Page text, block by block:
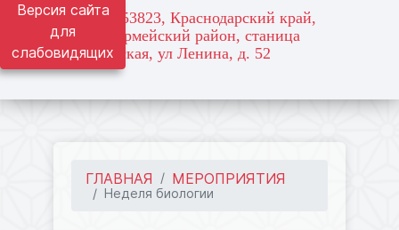
Версия сайта
для
слабовидящих
адрес: 353823, Краснодарский край,
Красноармейский район, станица
Марьянская, ул Ленина, д. 52
ГЛАВНАЯ МЕРОПРИЯТИЯ
Неделя биологии